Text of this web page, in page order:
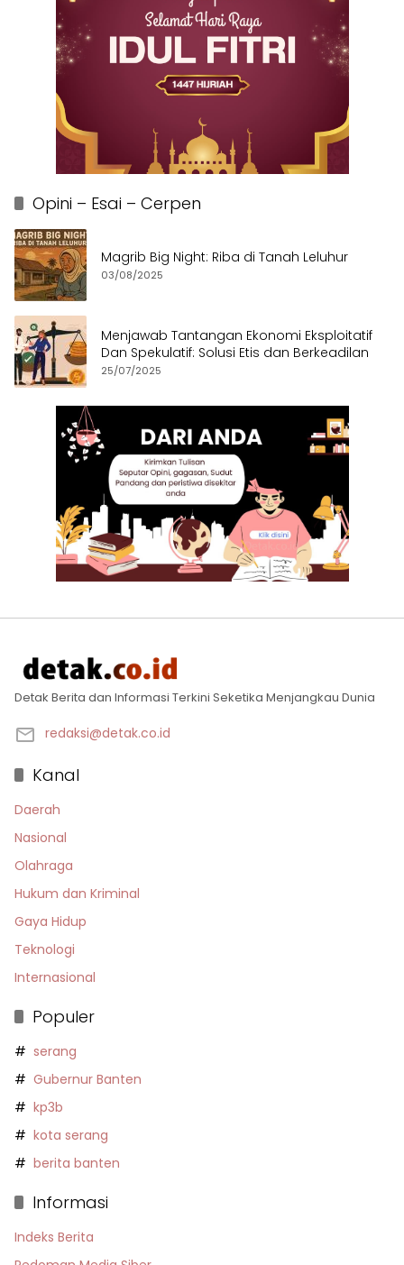
Opini – Esai – Cerpen
Magrib Big Night: Riba di Tanah Leluhur
03/08/2025
Menjawab Tantangan Ekonomi Eksploitatif
Dan Spekulatif: Solusi Etis dan Berkeadilan
25/07/2025
Detak Berita dan Informasi Terkini Seketika Menjangkau Dunia
redaksi@detak.co.id
Kanal
Daerah
Nasional
Olahraga
Hukum dan Kriminal
Gaya Hidup
Teknologi
Internasional
Populer
serang
Gubernur Banten
kp3b
kota serang
berita banten
Informasi
Indeks Berita